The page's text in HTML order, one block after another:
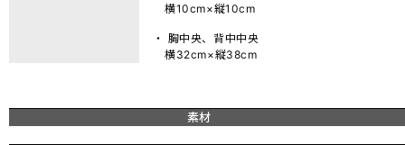
横10cm×縦10cm
・ 胸中央、背中中央
横32cm×縦38cm
素材